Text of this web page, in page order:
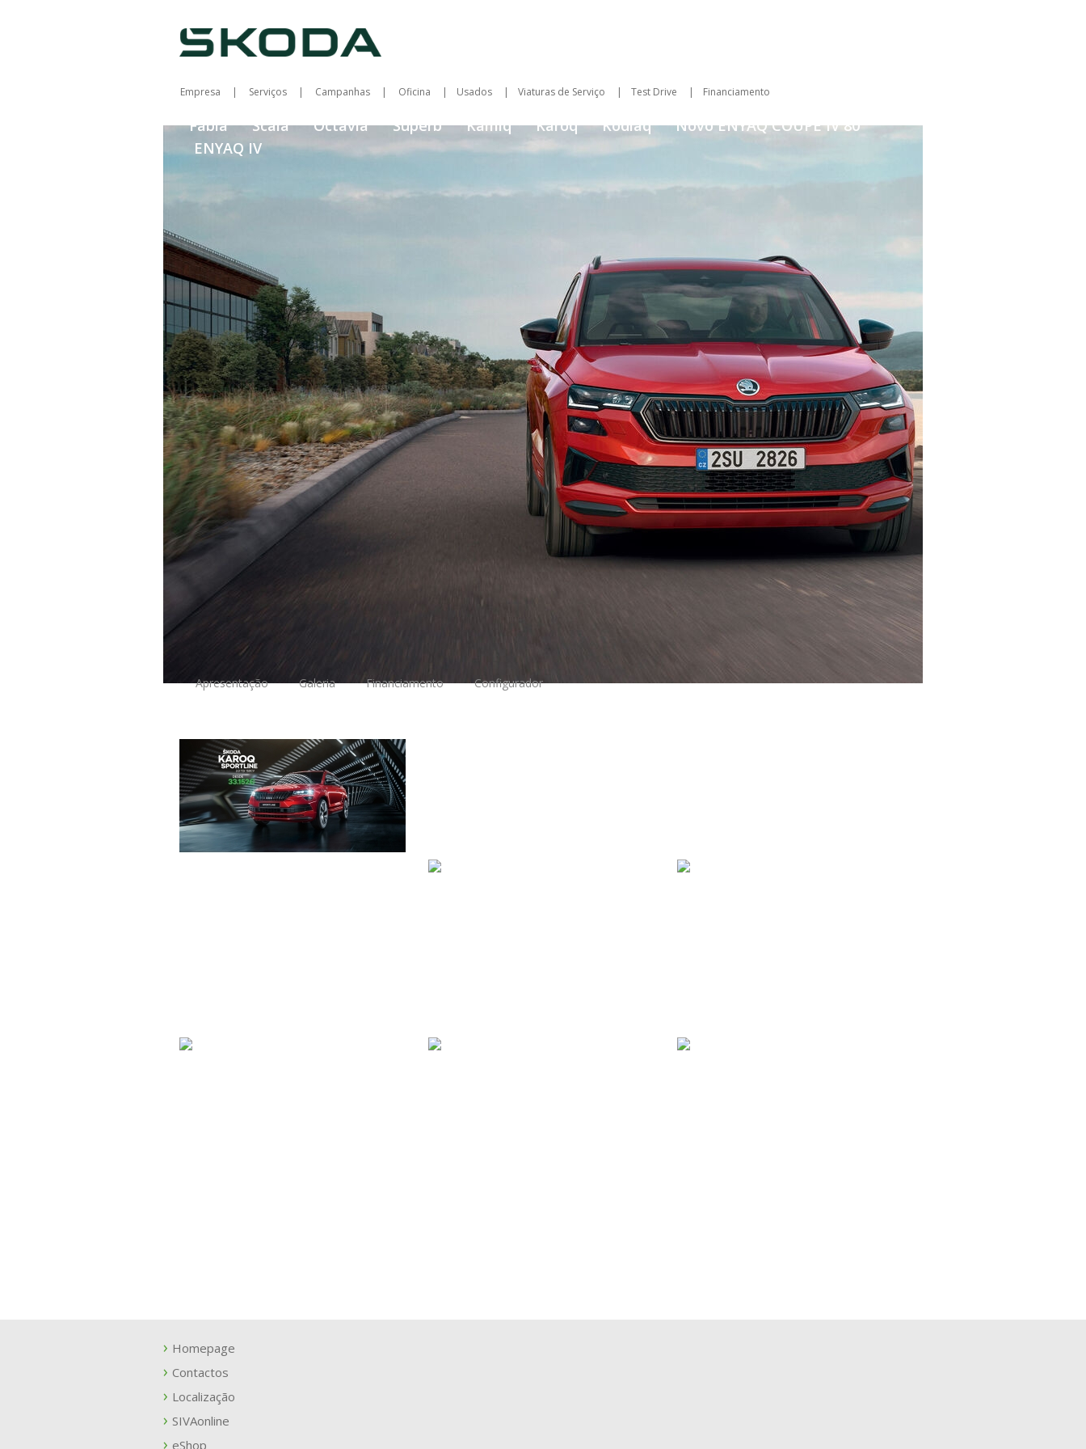
Empresa Serviços Campanhas Oficina Usados Viaturas de Serviço Test Drive Financiamento
Fabia Scala Octavia Superb Kamiq Karoq Kodiaq
Novo ENYAQ COUPÉ IV 80
ENYAQ IV
Apresentação Galeria Financiamento Configurador
Homepage
Contactos
Localização
SIVAonline
eShop